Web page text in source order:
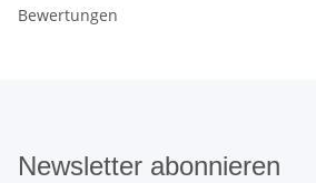
Bewertungen
Newsletter abonnieren